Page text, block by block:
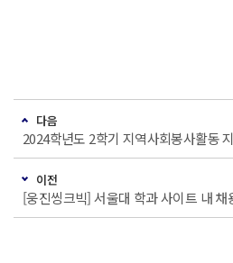
다음
2024학년도 2학기 지역사회봉사활동
이전
[웅진씽크빅] 서울대 학과 사이트 내